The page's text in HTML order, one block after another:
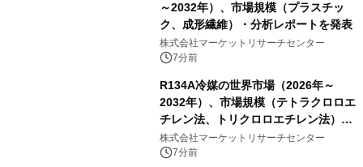
～2032年）、市場規模（プラスチッ
ク、成形繊維）・分析レポートを発表
株式会社マーケットリサーチセンター
7分前
R134A冷媒の世界市場（2026年～
2032年）、市場規模（テトラクロロエ
チレン法、トリクロロエチレン法）・
分析レポートを発表
株式会社マーケットリサーチセンター
7分前